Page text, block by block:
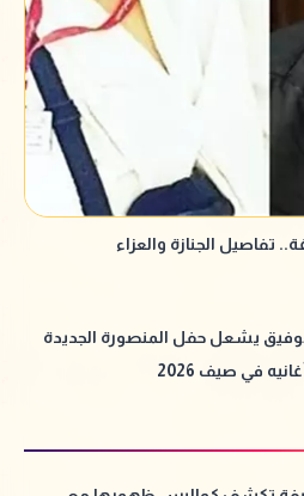
تفاصيل الجنازة والعزاء
يشعل حفل المنصورة الجديدة
في صيف 2026